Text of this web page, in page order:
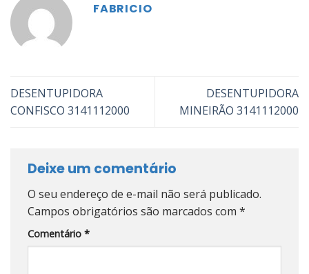
FABRICIO
DESENTUPIDORA
CONFISCO 3141112000
DESENTUPIDORA
MINEIRÃO 3141112000
Deixe um comentário
O seu endereço de e-mail não será publicado.
Campos obrigatórios são marcados com *
Comentário *